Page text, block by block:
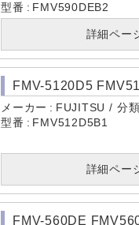
型番
FMV590DEB2
詳細ペー
FMV-5120D5
メーカー FUJITSU 分類
型番
FMV512D5B1
詳細ペー
FMV-560DE